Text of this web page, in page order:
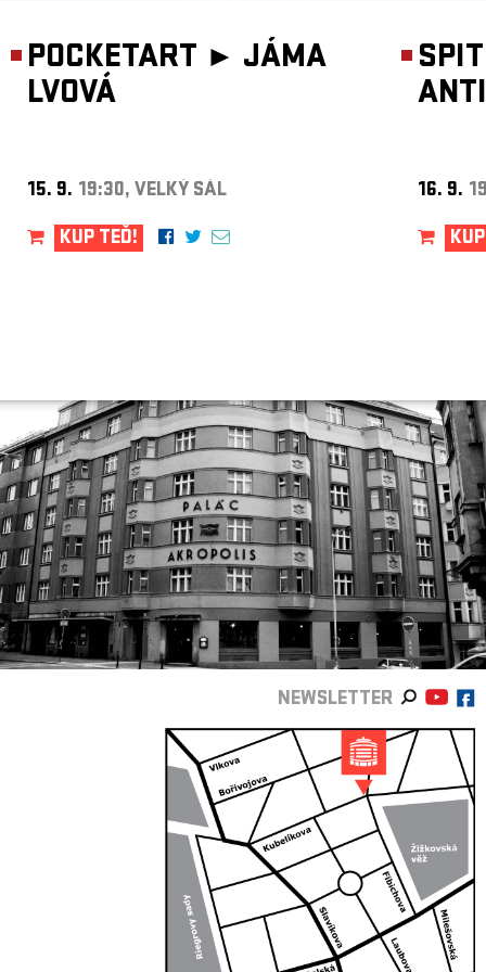
POCKETART ► JÁMA
LVOVÁ
15. 9. 19:30, VELKÝ SÁL
KUP TEĎ!
16. 9.
NEWSLETTER